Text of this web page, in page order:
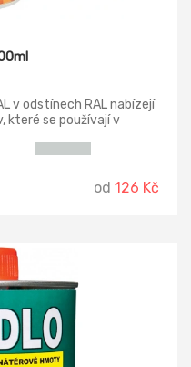
v odstínech RAL nabízejí
které se používají v
umožní odstranit stopy
Použití
od 126 Kč